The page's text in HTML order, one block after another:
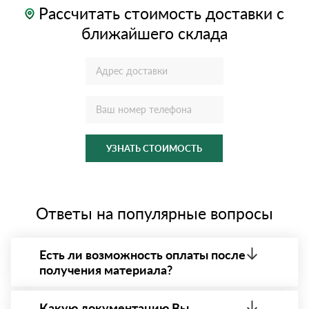
Рассчитать стоимость доставки с
ближайшего склада
УЗНАТЬ СТОИМОСТЬ
Ответы на популярные вопросы
Есть ли возможность оплаты после
получения материала?
- оплата по факту получения товара. При этом,